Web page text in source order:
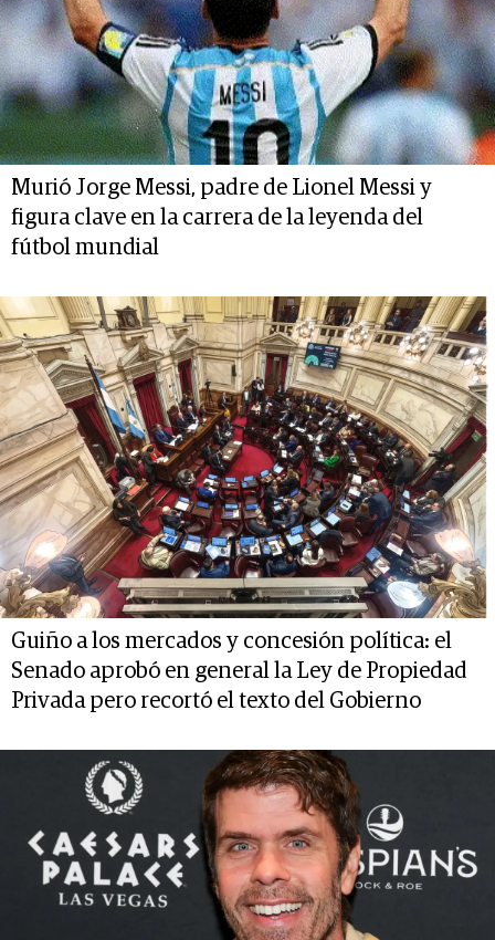
Murió Jorge Messi, padre de Lionel Messi y
figura clave en la carrera de la leyenda del
fútbol mundial
Guiño a los mercados y concesión política: el
Senado aprobó en general la Ley de Propiedad
Privada pero recortó el texto del Gobierno